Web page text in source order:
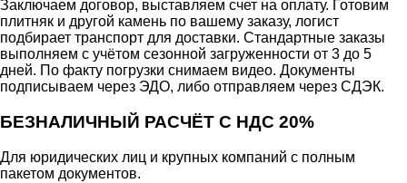
Заключаем договор, выставляем счет на оплату. Готовим
плитняк и другой камень по вашему заказу, логист
подбирает транспорт для доставки. Стандартные заказы
выполняем с учётом сезонной загруженности от 3 до 5
дней. По факту погрузки снимаем видео. Документы
подписываем через ЭДО, либо отправляем через СДЭК.
БЕЗНАЛИЧНЫЙ РАСЧЁТ С НДС 20%
Для юридических лиц и крупных компаний с полным
пакетом документов.